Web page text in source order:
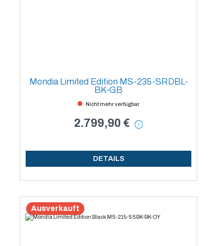
Mondia Limited Edition MS-235-SRDBL-
BK-GB
Nicht mehr verfügbar
2.799,90 €
DETAILS
Ausverkauft